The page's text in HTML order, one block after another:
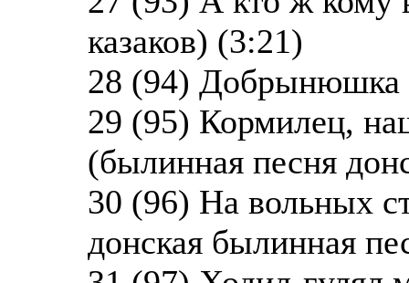
казаков) (3:21)
28 (94) Добрынюшка
29 (95) Кормилец,
(былинная песня
30 (96) На вольных
донская былинная